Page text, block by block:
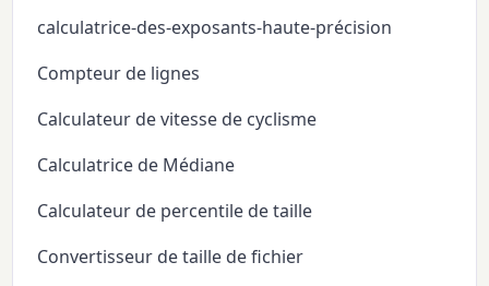
calculatrice-des-exposants-haute-précision
Compteur de lignes
Calculateur de vitesse de cyclisme
Calculatrice de Médiane
Calculateur de percentile de taille
Convertisseur de taille de fichier